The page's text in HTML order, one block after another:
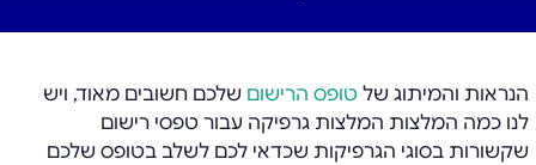
הנראות והמיתוג של טופס הרישום שלכם חשובים מאוד, ויש
לנו כמה המלצות המלצות גרפיקה עבור טפסי רישום
שקשורות בסוגי הגרפיקות שכדאי לכם לשלב בטופס שלכם